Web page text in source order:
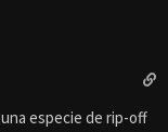
especie de rip-off